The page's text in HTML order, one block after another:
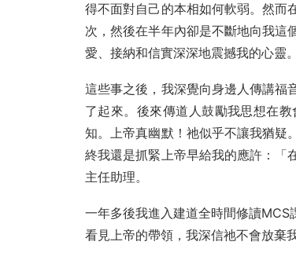
得不面對自己的本相如何軟弱。然而
次，然後在半年內卻是不斷地向我這
愛、接納和信實深深地震撼我的心靈。
這些事之後，我深覺向身邊人傳講福
了起來。後來傳道人鼓勵我思想在
知。上帝真幽默！祂似乎不讓我猶疑
終我還是抓緊上帝早給我的應許：「
主任助理。
一年多後我進入建道全時間修讀
看見上帝的帶領，我深信祂不會放棄